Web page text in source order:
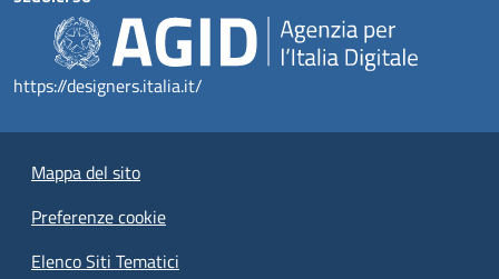
https://designers.italia.it/
Mappa del sito
Preferenze cookie
Elenco Siti Tematici